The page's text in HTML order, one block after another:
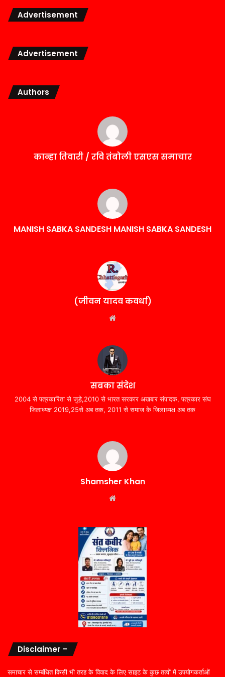
Advertisement
Advertisement
Authors
कान्हा तिवारी / रवि तंबोली एसएस समाचार
MANISH SABKA SANDESH MANISH SABKA SANDESH
(जीवन यादव कवर्धा)
सबका संदेश
2004 से पत्रकारिता से जुड़े,2010 से भारत सरकार अखबार संपादक, पत्रकार संघ
जिलाध्यक्ष 2019,25से अब तक, 2011 से समाज के जिलाध्यक्ष अब तक
Shamsher Khan
Disclaimer –
समाचार से सम्बंधित किसी भी तरह के विवाद के लिए साइट के कुछ तत्वों में उपयोगकर्ताओं